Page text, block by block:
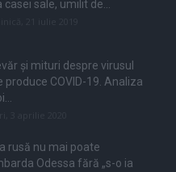
sale, umilit de...
și mituri despre virusul
produce COVID-19. Analiza
rusă nu mai poate
Odessa fără „s-o ia